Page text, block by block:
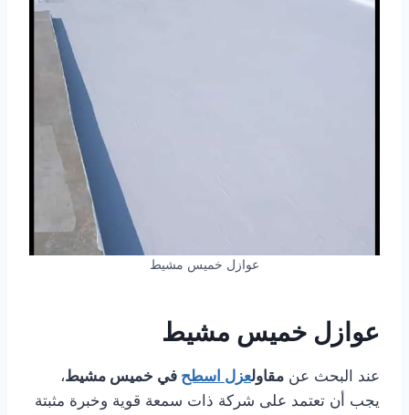
عوازل خميس مشيط
عوازل خميس مشيط
عند البحث عن مقاولعزل اسطح في خميس مشيط،
يجب أن تعتمد على شركة ذات سمعة قوية وخبرة مثبتة